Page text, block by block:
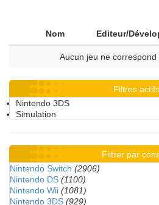
Nom Editeur/
Aucun jeu ne correspond
Filtres actifs
Nintendo 3DS
Simulation
Filtrer par
Nintendo Switch (2906)
Nintendo DS (1100)
Nintendo Wii (1081)
Nintendo 3DS (929)